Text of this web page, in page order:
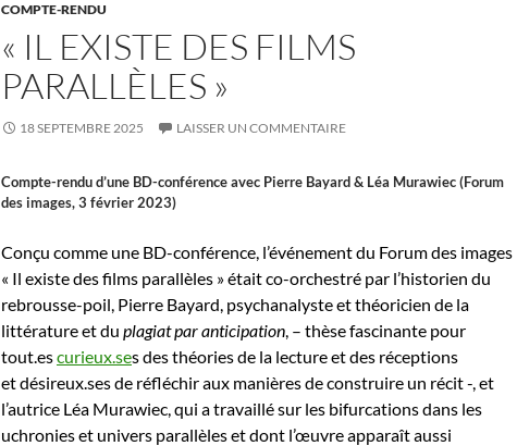
COMPTE-RENDU
« IL EXISTE DES FILMS
PARALLÈLES »
18 SEPTEMBRE 2025 LAISSER UN COMMENTAIRE
Compte-rendu d’une BD-conférence avec Pierre Bayard & Léa Murawiec (Forum
des images, 3 février 2023)
Conçu comme une BD-conférence, l’événement du Forum des images
« Il existe des films parallèles » était co-orchestré par l’historien du
rebrousse-poil, Pierre Bayard, psychanalyste et théoricien de la
littérature et du plagiat par anticipation, – thèse fascinante pour
tout.escurieux.ses des théories de la lecture et des réceptions
et désireux.ses de réfléchir aux manières de construire un récit -, et
l’autrice Léa Murawiec, qui a travaillé sur les bifurcations dans les
uchronies et univers parallèles et dont l’œuvre apparaît aussi